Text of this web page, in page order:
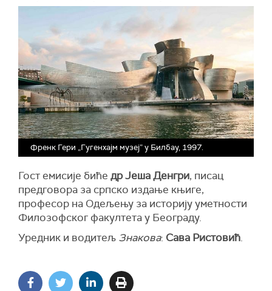
Френк Гери „Гугенхајм музеј” у Билбау, 1997.
Гост емисије биће др Јеша Денгри, писац
предговора за српско издање књиге,
професор на Одељењу за историју уметности
Филозофског факултета у Београду.
Уредник и водитељ Знакова: Сава Ристовић.